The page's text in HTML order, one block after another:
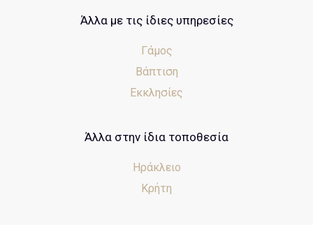
Άλλα με τις ίδιες υπηρεσίες
Γάμος
Βάπτιση
Εκκλησίες
Άλλα στην ίδια τοποθεσία
Ηράκλειο
Κρήτη